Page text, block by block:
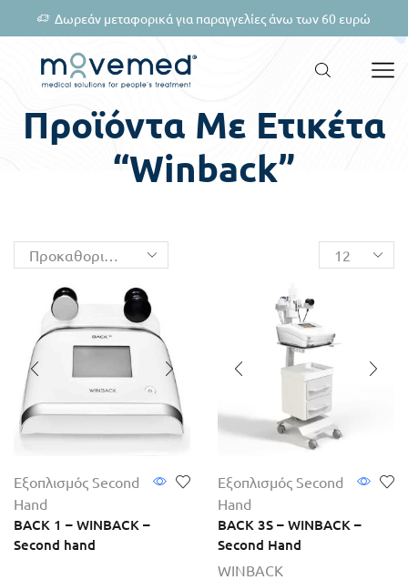
Δωρεάν μεταφορικά για παραγγελίες άνω των 60 ευρώ
Προϊόντα Με Ετικέτα
“winback”
Εξοπλισμός Second
Hand
BACK 1 – WINBACK –
Second hand
Εξοπλισμός Second
Hand
BACK 3S – WINBACK –
Second Hand
WINBACK